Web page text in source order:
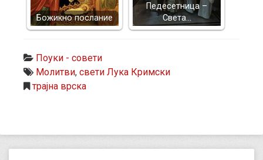
Божикно послание
Педесетница –
Света…
Поуки - совети
Молитви, свети Лука Кримски
трајна врска